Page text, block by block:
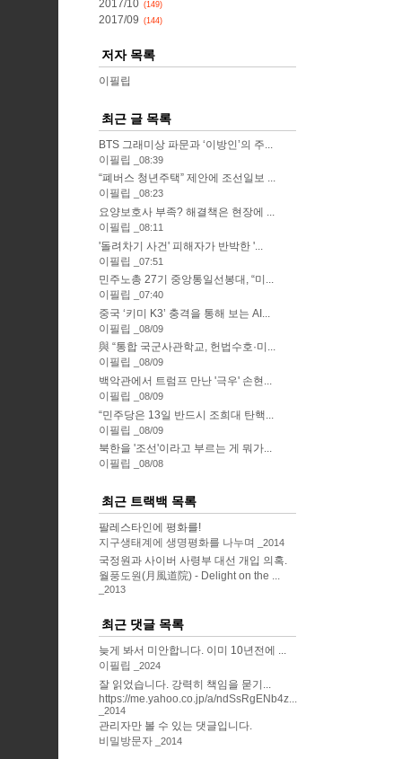
2017/10 (149)
2017/09 (144)
저자 목록
이필립
최근 글 목록
BTS 그래미상 파문과 ‘이방인’의 주...
이필립
08:39
“폐버스 청년주택” 제안에 조선일보 ...
이필립
08:23
요양보호사 부족? 해결책은 현장에 ...
이필립
08:11
'돌려차기 사건' 피해자가 반박한 '...
이필립
07:51
민주노총 27기 중앙통일선봉대, “미...
이필립
07:40
중국 ‘키미 K3’ 충격을 통해 보는 AI...
이필립
08/09
與 “통합 국군사관학교, 헌법수호·미...
이필립
08/09
백악관에서 트럼프 만난 '극우' 손현...
이필립
08/09
“민주당은 13일 반드시 조희대 탄핵...
이필립
08/09
북한을 '조선'이라고 부르는 게 뭐가...
이필립
08/08
최근 트랙백 목록
팔레스타인에 평화를!
지구생태계에 생명평화를 나누며
2014
국정원과 사이버 사령부 대선 개입 의혹.
월풍도원(月風道院) - Delight on the ...
2013
최근 댓글 목록
늦게 봐서 미안합니다. 이미 10년전에 ...
이필립
2024
잘 읽었습니다. 강력히 책임을 묻기...
https://me.yahoo.co.jp/a/ndSsRgENb4z...
2014
관리자만 볼 수 있는 댓글입니다.
비밀방문자
2014